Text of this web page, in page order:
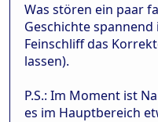
Was stören ein paar
Geschichte
Feinschliff das
lassen).
P.S.: Im Moment ist
es im Hauptbereich